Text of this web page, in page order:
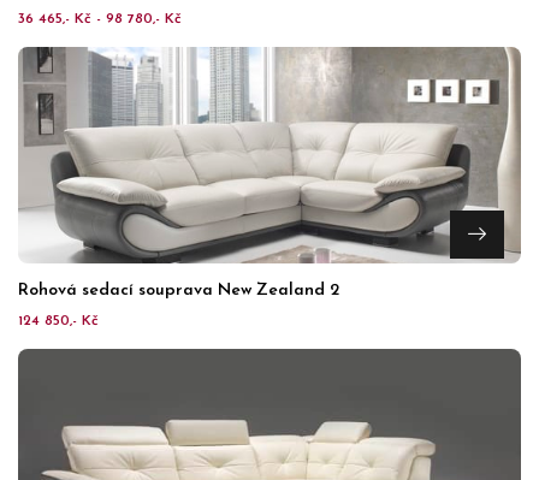
36 465,- Kč - 98 780,- Kč
Rohová sedací souprava New Zealand 2
124 850,- Kč